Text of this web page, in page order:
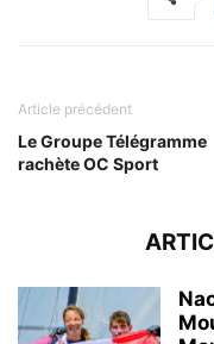
Article précédent
Le Groupe Télégramme
rachète OC Sport